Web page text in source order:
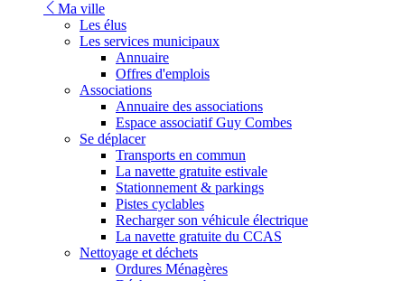
Ma ville
Les élus
Les services municipaux
Annuaire
Offres d'emplois
Associations
Annuaire des associations
Espace associatif Guy Combes
Se déplacer
Transports en commun
La navette gratuite estivale
Stationnement & parkings
Pistes cyclables
Recharger son véhicule électrique
La navette gratuite du CCAS
Nettoyage et déchets
Ordures Ménagères